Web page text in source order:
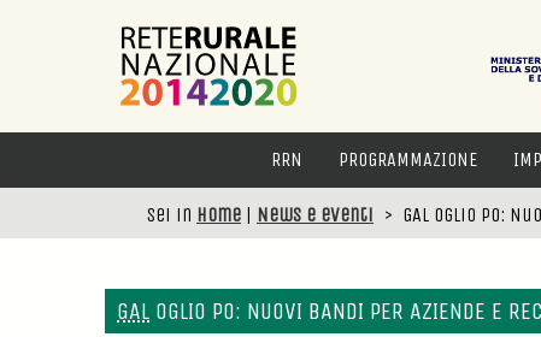
RRN PROGRAMMAZIONE
Sei in Home | News e eventi > GAL Oglio Po:
GAL OGLIO PO: NUOVI BANDI PER AZIENDE E